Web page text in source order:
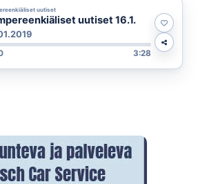
uutiset
uutiset 16.1.
3:28